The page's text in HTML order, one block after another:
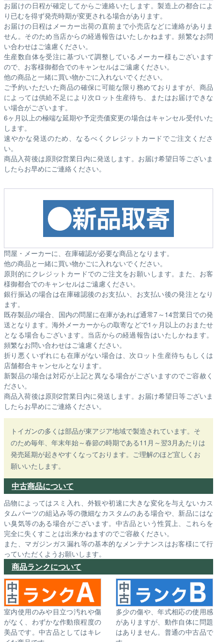
お届けの日程が確定してからご連絡いたします。製造上の都合によ
り已むを得ず発売時期が変更される場合があります。
お届けの日程はメーカー出荷の直前まで小売店などに連絡がありま
せん。そのため当店からの経過報告はいたしかねます。頻繁なお問
い合わせはご遠慮ください。
生産数自体を受注に基づいて調整しているメーカー様もございます
ので、お客様御都合でのキャンセルはご遠慮ください。
他の商品と一緒に買い物かごに入れないでください。
ご予約いただいた商品の確保に可能な限り務めておりますが、商品
によっては供給不足により次ロット生産待ち、またはお届けできな
い場合がございます。
6ヶ月以上の極端な延期や予定売価変更の場合はキャンセル受付いた
します。
速やかな発送のため、なるべくクレジットカードでご注文くださ
い。
商品入荷後は原則2営業日内に発送します。お届け希望日等ございま
したらお早めにご連絡ください。
問屋・メーカーに、在庫確認が必要な商品となります。
他の商品と一緒に買い物かごに入れないでください。
原則的にクレジットカードでのご注文をお願いします。また、お客
様御都合でのキャンセルはご遠慮ください。
銀行振込の場合は在庫確認後のお支払い、お支払い後の発注となり
ます。
既存製品の場合、国内の問屋に在庫があれば通常7～14営業日での発
送となります。海外メーカーからの取寄などで1ヶ月以上のおまたせ
となる場合もございます。 当店からの経過報告はいたしかねます。
頻繁なお問い合わせはご遠慮ください。
折り悪くいずれにも在庫がない場合は、次ロット生産待ちもしくは
店舗都合キャンセルとなります。
新製品の場合は対応が上記と異なる場合がございますのでご容赦く
ださい。
商品入荷後は原則2営業日内に発送します。お届け希望日等ございま
したらお早めにご連絡ください。
トイガンの多くは部品が東アジア地域で製造されています。そ
のため毎年、年末年始～春節の時期である11月～翌3月あたりは
発売延期が起きやすくなっております。ご理解のほど宜しくお
願いいたします。
中古商品について
品物によってはスミ入れ、外観や初速に大きな変化を与えないカス
タムパーツの組込み等の微細なカスタムのある場合や、新品にはな
い臭気等のある場合がございます。中古品という性質上、これらを
完全に失くすことは出来かねますのでご容赦ください。
また、マガジンガス漏れ等の基本的なメンテナンスはお客様にて行
っていただくようお願いします。
商品ランクについて
室内使用のみや目立つ汚れや傷
がなく、わずかな作動痕程度の
美品です。中古品としてはキレ
多少の傷や、年式相応の使用感
がありますが、動作自体に問題
はありません。普通の中古品で